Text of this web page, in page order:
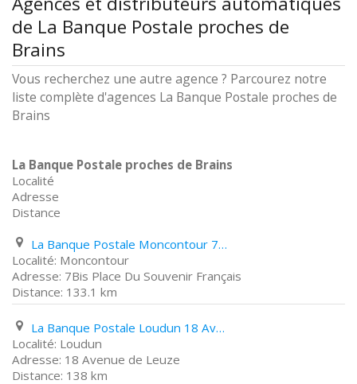
de La Banque Postale proches de
Brains
Vous recherchez une autre agence ? Parcourez notre
liste complète d'agences La Banque Postale proches de
Brains
La Banque Postale proches de Brains
Localité
Adresse
Distance
La Banque Postale Moncontour 7Bis Place Du Souvenir Français
Moncontour
7Bis Place Du Souvenir Français
133.1 km
La Banque Postale Loudun 18 Avenue de Leuze
Loudun
18 Avenue de Leuze
138 km